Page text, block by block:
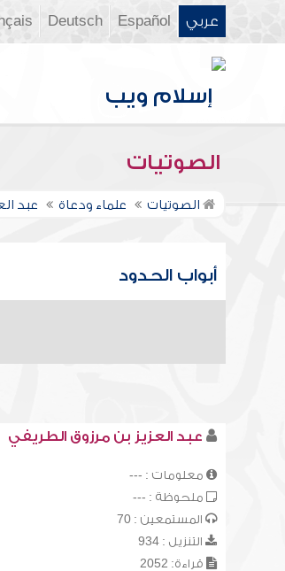
عربي Español
Deutsch
الصوتيات
الصوتيات علماء ودعاة عبد
أبواب الحدود
عبد العزيز بن مرزوق الطريفي
معلومات : ---
ملحوظة : ---
المستمعين : 70
التنزيل : 934
قراءة: 2052